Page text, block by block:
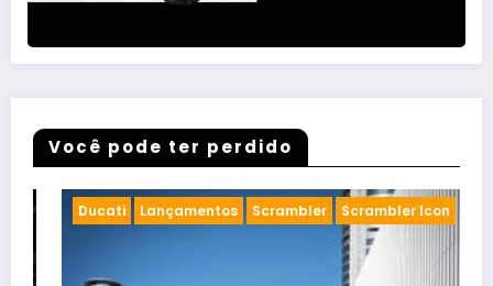
Você pode ter perdido
Cafe racer Chopper
Concurso de Motos